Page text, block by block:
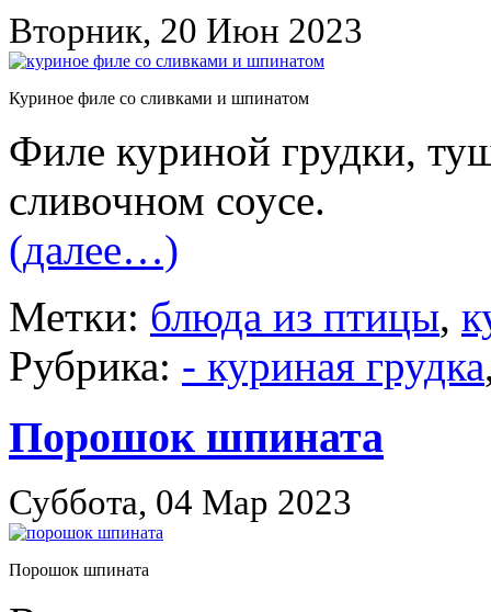
Вторник, 20 Июн 2023
Куриное филе со сливками и шпинатом
Филе куриной грудки,
сливочном соусе.
(далее…)
Метки: блюда из птицы,
Рубрика: - куриная грудка
Порошок шпината
Суббота, 04 Мар 2023
Порошок шпината